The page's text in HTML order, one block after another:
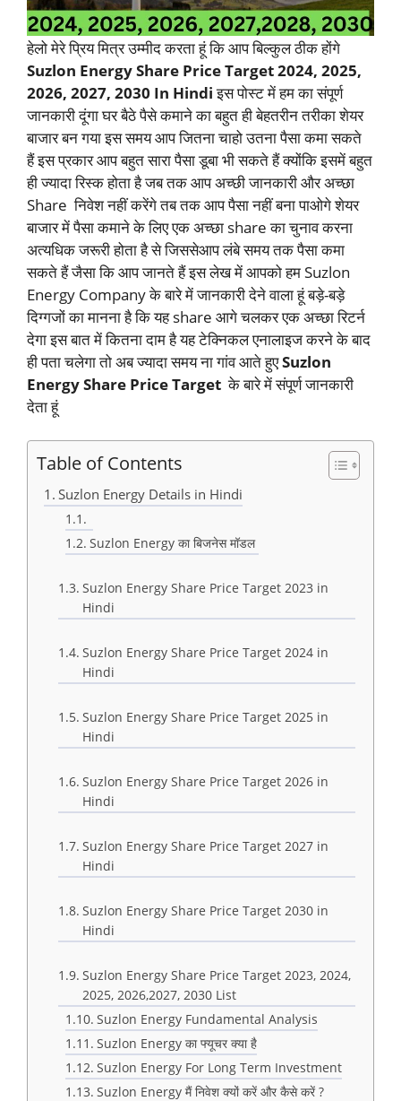
हेलो मेरे प्रिय मित्र उम्मीद करता हूं कि आप बिल्कुल ठीक होंगे
Suzlon Energy Share Price Target 2024, 2025,
2026, 2027, 2030 In Hindiइस पोस्ट में हम का संपूर्ण
जानकारी दूंगा घर बैठे पैसे कमाने का बहुत ही बेहतरीन तरीका शेयर
बाजार बन गया इस समय आप जितना चाहो उतना पैसा कमा सकते
हैं इस प्रकार आप बहुत सारा पैसा डूबा भी सकते हैं क्योंकि इसमें बहुत
ही ज्यादा रिस्क होता है जब तक आप अच्छी जानकारी और अच्छा
Share निवेश नहीं करेंगे तब तक आप पैसा नहीं बना पाओगे शेयर
बाजार में पैसा कमाने के लिए एक अच्छा share का चुनाव करना
अत्यधिक जरूरी होता है से जिससेआप लंबे समय तक पैसा कमा
सकते हैं जैसा कि आप जानते हैं इस लेख में आपको हम Suzlon
Energy Company के बारे में जानकारी देने वाला हूं बड़े-बड़े
दिग्गजों का मानना है कि यह share आगे चलकर एक अच्छा रिटर्न
देगा इस बात में कितना दाम है यह टेक्निकल एनालाइज करने के बाद
ही पता चलेगा तो अब ज्यादा समय ना गांव आते हुएSuzlon
Energy Share Price Targetके बारे में संपूर्ण जानकारी
देता हूं
Table of Contents
Suzlon Energy Details in Hindi
Suzlon Energy का बिजनेस मॉडल
Suzlon Energy Share Price Target 2023 in
Hindi
Suzlon Energy Share Price Target 2024 in
Hindi
Suzlon Energy Share Price Target 2025 in
Hindi
Suzlon Energy Share Price Target 2026 in
Hindi
Suzlon Energy Share Price Target 2027 in
Hindi
Suzlon Energy Share Price Target 2030 in
Hindi
Suzlon Energy Share Price Target 2023, 2024,
2025, 2026,2027, 2030 List
Suzlon Energy Fundamental Analysis
Suzlon Energy का फ्यूचर क्या है
Suzlon Energy For Long Term Investment
Suzlon Energy मैं निवेश क्यों करें और कैसे करें ?